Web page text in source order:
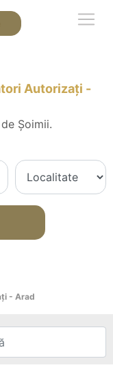
Autorizați -
Șoimii.
- Arad